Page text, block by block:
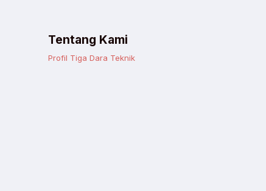
Tentang Kami
Profil Tiga Dara Teknik